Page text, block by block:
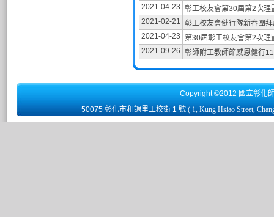
2021-04-23 彰工校友會第30屆第2次理
2021-02-21 彰工校友會健行隊新春團
2021-04-23 第30屆彰工校友會第2次理
2021-09-26 彰師附工教師節感恩健行
Copyright ©2012 國立彰化
50075 彰化市和調里工校街 1 號 ( 1, Kung Hsiao Street,